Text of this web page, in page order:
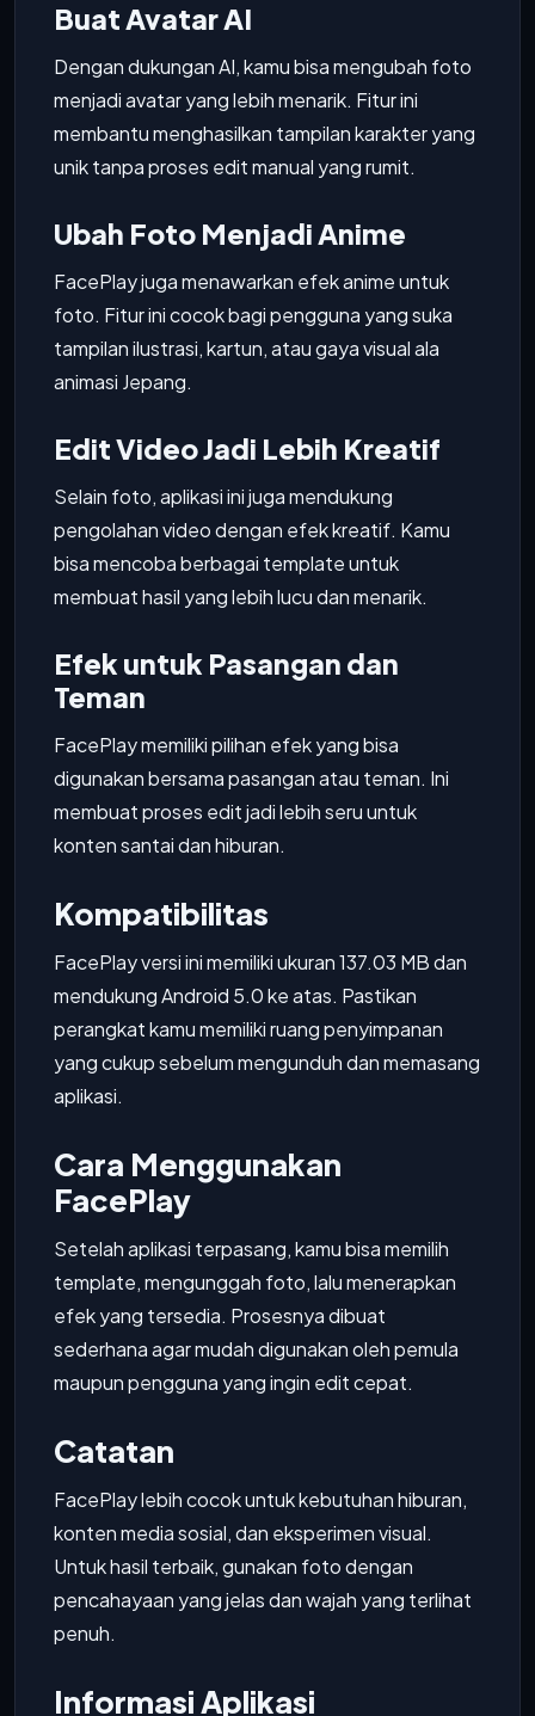
Buat Avatar AI
Dengan dukungan AI, kamu bisa mengubah foto
menjadi avatar yang lebih menarik. Fitur ini
membantu menghasilkan tampilan karakter yang
unik tanpa proses edit manual yang rumit.
Ubah Foto Menjadi Anime
FacePlay juga menawarkan efek anime untuk
foto. Fitur ini cocok bagi pengguna yang suka
tampilan ilustrasi, kartun, atau gaya visual ala
animasi Jepang.
Edit Video Jadi Lebih Kreatif
Selain foto, aplikasi ini juga mendukung
pengolahan video dengan efek kreatif. Kamu
bisa mencoba berbagai template untuk
membuat hasil yang lebih lucu dan menarik.
Efek untuk Pasangan dan
Teman
FacePlay memiliki pilihan efek yang bisa
digunakan bersama pasangan atau teman. Ini
membuat proses edit jadi lebih seru untuk
konten santai dan hiburan.
Kompatibilitas
FacePlay versi ini memiliki ukuran 137.03 MB dan
mendukung Android 5.0 ke atas. Pastikan
perangkat kamu memiliki ruang penyimpanan
yang cukup sebelum mengunduh dan memasang
aplikasi.
Cara Menggunakan
FacePlay
Setelah aplikasi terpasang, kamu bisa memilih
template, mengunggah foto, lalu menerapkan
efek yang tersedia. Prosesnya dibuat
sederhana agar mudah digunakan oleh pemula
maupun pengguna yang ingin edit cepat.
Catatan
FacePlay lebih cocok untuk kebutuhan hiburan,
konten media sosial, dan eksperimen visual.
Untuk hasil terbaik, gunakan foto dengan
pencahayaan yang jelas dan wajah yang terlihat
penuh.
Informasi Aplikasi